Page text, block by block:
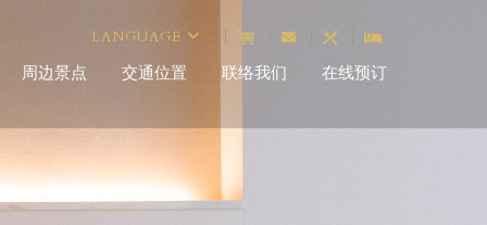
LANGUAGE
周边景点 交通位置 联络我们 在线预订